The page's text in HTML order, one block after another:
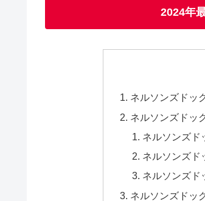
2024年
ネルソンズドッ
ネルソンズドッ
ネルソンズド
ネルソンズド
ネルソンズド
ネルソンズドッ